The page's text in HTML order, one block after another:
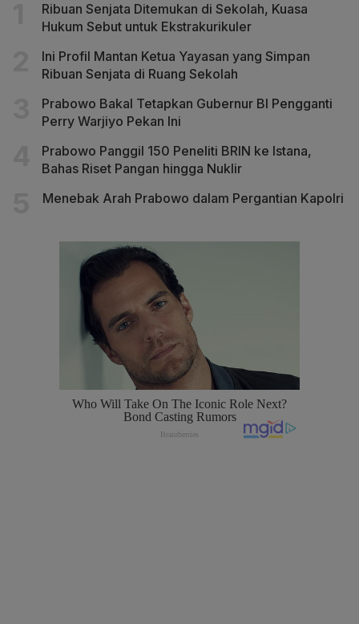
Ribuan Senjata Ditemukan di Sekolah, Kuasa
Hukum Sebut untuk Ekstrakurikuler
Ini Profil Mantan Ketua Yayasan yang Simpan
Ribuan Senjata di Ruang Sekolah
Prabowo Bakal Tetapkan Gubernur BI Pengganti
Perry Warjiyo Pekan Ini
Prabowo Panggil 150 Peneliti BRIN ke Istana,
Bahas Riset Pangan hingga Nuklir
Menebak Arah Prabowo dalam Pergantian Kapolri